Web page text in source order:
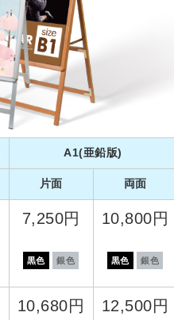
A1(亜鉛版)
片面 両面
7,250円
黒色 銀色
10,800円
黒色 銀色
10,680円 12,500円